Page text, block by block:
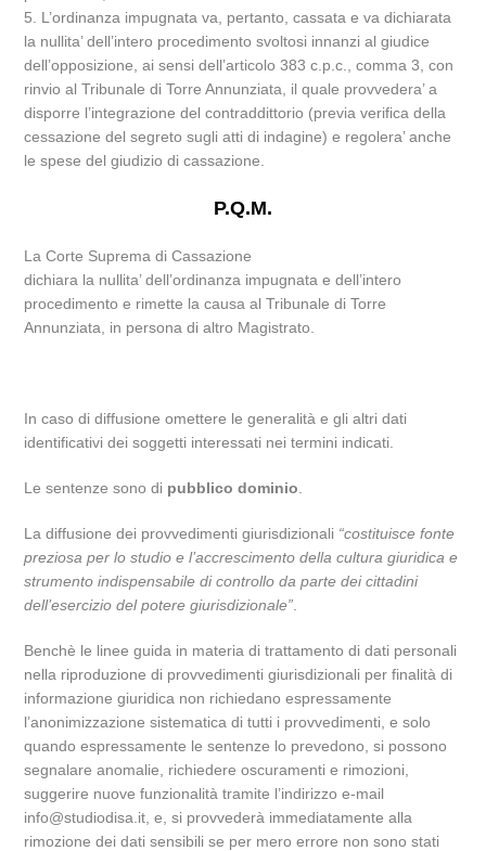
5. L’ordinanza impugnata va, pertanto, cassata e va dichiarata
la nullita’ dell’intero procedimento svoltosi innanzi al giudice
dell’opposizione, ai sensi dell’articolo 383 c.p.c., comma 3, con
rinvio al Tribunale di Torre Annunziata, il quale provvedera’ a
disporre l’integrazione del contraddittorio (previa verifica della
cessazione del segreto sugli atti di indagine) e regolera’ anche
le spese del giudizio di cassazione.
P.Q.M.
La Corte Suprema di Cassazione
dichiara la nullita’ dell’ordinanza impugnata e dell’intero
procedimento e rimette la causa al Tribunale di Torre
Annunziata, in persona di altro Magistrato.
In caso di diffusione omettere le generalità e gli altri dati
identificativi dei soggetti interessati nei termini indicati.
Le sentenze sono di pubblico dominio
La diffusione dei provvedimenti giurisdizionali “costituisce fonte
preziosa per lo studio e l’accrescimento della cultura giuridica e
strumento indispensabile di controllo da parte dei cittadini
dell’esercizio del potere giurisdizionale”
Benchè le linee guida in materia di trattamento di dati personali
nella riproduzione di provvedimenti giurisdizionali per finalità di
informazione giuridica non richiedano espressamente
l’anonimizzazione sistematica di tutti i provvedimenti, e solo
quando espressamente le sentenze lo prevedono, si possono
segnalare anomalie, richiedere oscuramenti e rimozioni,
suggerire nuove funzionalità tramite l’indirizzo e-mail
info@studiodisa.it, e, si provvederà immediatamente alla
rimozione dei dati sensibili se per mero errore non sono stati